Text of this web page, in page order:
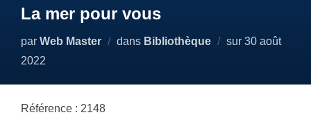
La mer pour vous
par Web Master dans Bibliothèque sur Publié
30 août
2022
Référence : 2148